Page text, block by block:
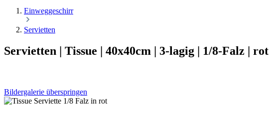
Einweggeschirr
Servietten
Servietten | Tissue | 40x40cm | 3-lagig | 1/8-Falz | rot
Bildergalerie überspringen